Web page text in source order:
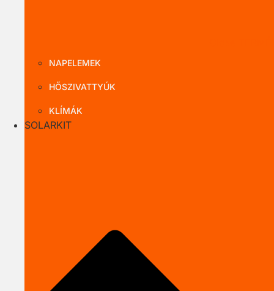
NAPELEMEK
HŐSZIVATTYÚK
KLÍMÁK
SOLARKIT